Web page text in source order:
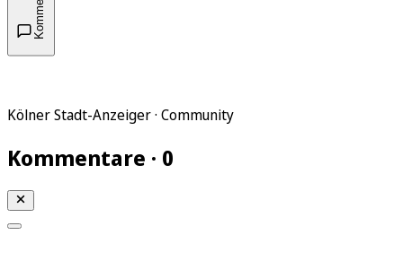
Kölner Stadt-Anzeiger · Community
Kommentare · 0